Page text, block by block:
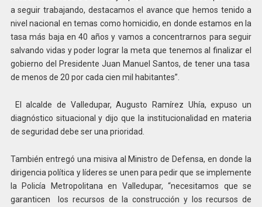
a seguir trabajando, destacamos el avance que hemos tenido a
nivel nacional en temas como homicidio, en donde estamos en la
tasa más baja en 40 años y vamos a concentrarnos para seguir
salvando vidas y poder lograr la meta que tenemos al finalizar el
gobierno del Presidente Juan Manuel Santos, de tener una tasa
de menos de 20 por cada cien mil habitantes”.
El alcalde de Valledupar, Augusto Ramírez Uhía, expuso un
diagnóstico situacional y dijo que la institucionalidad en materia
de seguridad debe ser una prioridad.
También entregó una misiva al Ministro de Defensa, en donde la
dirigencia política y líderes se unen para pedir que se implemente
la Policía Metropolitana en Valledupar, “necesitamos que se
garanticen los recursos de la construcción y los recursos de